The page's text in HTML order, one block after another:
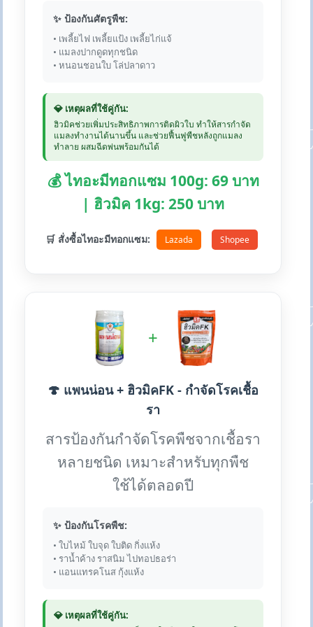
✨ ป้องกันศัตรูพืช:
• เพลี้ยไฟ เพลี้ยแป้ง เพลี้ยไก่แจ้
• แมลงปากดูดทุกชนิด
• หนอนชอนใบ โล่ปลาดาว
💎 เหตุผลที่ใช้คู่กัน:
ฮิวมิคช่วยเพิ่มประสิทธิภาพการติดผิวใบ ทำให้สารกำจัด
แมลงทำงานได้นานขึ้น และช่วยฟื้นฟูพืชหลังถูกแมลง
ทำลาย ผสมฉีดพ่นพร้อมกันได้
💰 ไทอะมีทอกแซม 100g: 69 บาท
| ฮิวมิค 1kg: 250 บาท
🛒 สั่งซื้อไทอะมีทอกแซม: Lazada Shopee
+
🍄 แพนน่อน + ฮิวมิคFK - กำจัดโรคเชื้อ
รา
สารป้องกันกำจัดโรคพืชจากเชื้อรา
หลายชนิด เหมาะสำหรับทุกพืช
ใช้ได้ตลอดปี
✨ ป้องกันโรคพืช:
• ใบไหม้ ใบจุด ใบติด กิ่งแห้ง
• ราน้ำค้าง ราสนิม ไปทอปธอร่า
• แอนแทรคโนส กุ้งแห้ง
💎 เหตุผลที่ใช้คู่กัน: